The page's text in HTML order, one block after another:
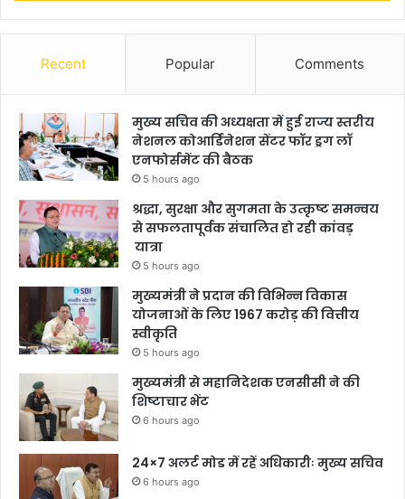
Recent Popular Comments
मुख्य सचिव की अध्यक्षता में हुई राज्य स्तरीय
नेशनल कोआर्डिनेशन सेंटर फॉर ड्रग लॉ
एनफोर्समेंट की बैठक
5 hours ago
श्रद्धा, सुरक्षा और सुगमता के उत्कृष्ट समन्वय
से सफलतापूर्वक संचालित हो रही कांवड़
यात्रा
5 hours ago
मुख्यमंत्री ने प्रदान की विभिन्न विकास
योजनाओं के लिए 1967 करोड़ की वित्तीय
स्वीकृति
5 hours ago
मुख्यमंत्री से महानिदेशक एनसीसी ने की
शिष्टाचार भेंट
6 hours ago
24×7 अलर्ट मोड में रहें अधिकारीः मुख्य सचिव
6 hours ago